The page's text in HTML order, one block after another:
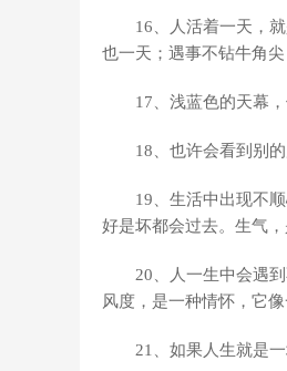
16、人活着一天，
也一天；遇事不钻牛角
17、浅蓝色的天幕
18、也许会看到别
19、生活中出现不
好是坏都会过去。生气
20、人一生中会遇
风度，是一种情怀，它
21、如果人生就是